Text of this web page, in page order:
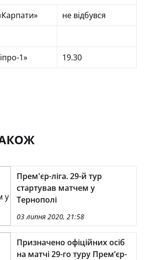
не відбувся
1»
19.30
Прем'єр-ліга. 29-й тур
стартував матчем у
Тернополі
03 липня 2020, 21:58
Призначено офіційних осіб
на матчі 29-го туру Прем’єр-